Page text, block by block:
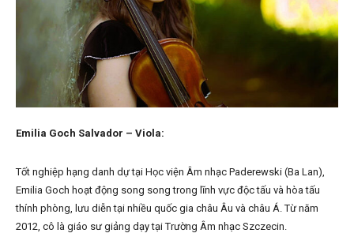
Emilia Goch Salvador – Viola:
Tốt nghiệp hạng danh dự tại Học viện Âm nhạc Paderewski (Ba Lan),
Emilia Goch hoạt động song song trong lĩnh vực độc tấu và hòa tấu
thính phòng, lưu diễn tại nhiều quốc gia châu Âu và châu Á. Từ năm
2012, cô là giáo sư giảng dạy tại Trường Âm nhạc Szczecin.